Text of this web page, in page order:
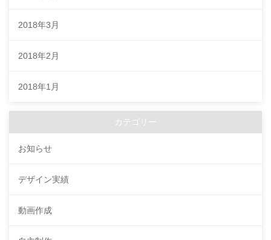
2018年3月
2018年2月
2018年1月
カテゴリー
お知らせ
デザイン実績
動画作成